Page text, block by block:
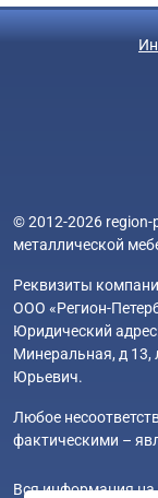
© 2012-2026 region-
металлической
Реквизиты
ООО «Регион-
Юридический
Минеральная, д 13,
Юрьевич.
Любое
фактическими –
Вся информация на